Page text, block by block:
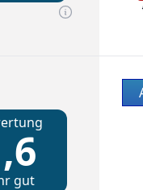
gut